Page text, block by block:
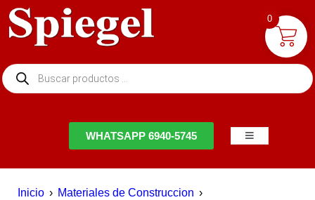
WHATSAPP 6940-5745
Inicio › Materiales de Construccion ›
0